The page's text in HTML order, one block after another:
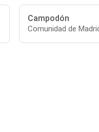
Campodón
Comunidad de